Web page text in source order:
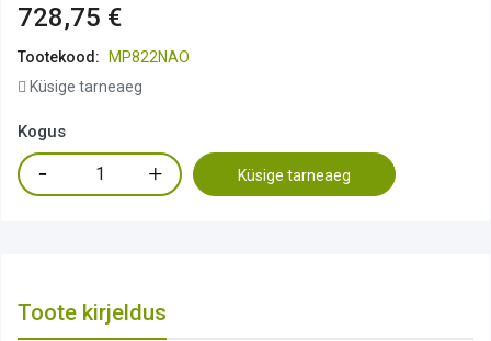
728,75 €
Tootekood:
MP822NAO
Küsige tarneaeg
Kogus
Küsige tarneaeg
Toote kirjeldus